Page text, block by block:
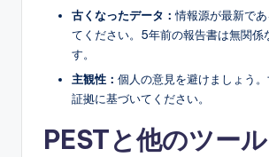
古くなったデータ：情報源が最新で
てください。5年前の報告書は無関係
す。
主観性： 個人の意見を避けましょう
証拠に基づいてください。
PESTと他のツー